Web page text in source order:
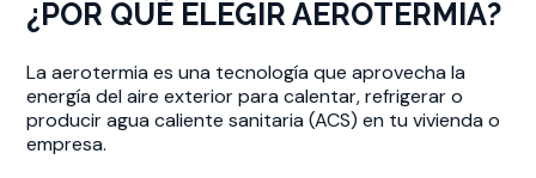
¿POR QUÉ ELEGIR AEROTERMIA?
La aerotermia es una tecnología que aprovecha la
energía del aire exterior para calentar, refrigerar o
producir agua caliente sanitaria (ACS) en tu vivienda o
empresa.